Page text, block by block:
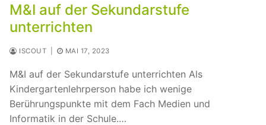
M&I auf der Sekundarstufe
unterrichten
ISCOUT MAI 17, 2023
M&I auf der Sekundarstufe unterrichten Als
Kindergartenlehrperson habe ich wenige
Berührungspunkte mit dem Fach Medien und
Informatik in der Schule.…